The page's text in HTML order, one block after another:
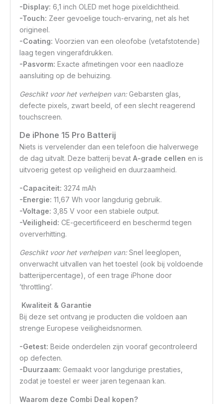
-Display: 6,1 inch OLED met hoge pixeldichtheid.
-Touch: Zeer gevoelige touch-ervaring, net als het
origineel.
-Coating: Voorzien van een oleofobe (vetafstotende)
laag tegen vingerafdrukken.
-Pasvorm: Exacte afmetingen voor een naadloze
aansluiting op de behuizing.
Geschikt voor het verhelpen van:Gebarsten glas,
defecte pixels, zwart beeld, of een slecht reagerend
touchscreen.
De iPhone 15 Pro Batterij
Niets is vervelender dan een telefoon die halverwege
de dag uitvalt. Deze batterij bevatA-grade cellen en is
uitvoerig getest op veiligheid en duurzaamheid.
-Capaciteit: 3274 mAh
-Energie: 11,67 Wh voor langdurig gebruik.
-Voltage: 3,85 V voor een stabiele output.
-Veiligheid: CE-gecertificeerd en beschermd tegen
oververhitting.
Geschikt voor het verhelpen van:Snel leeglopen,
onverwacht uitvallen van het toestel (ook bij voldoende
batterijpercentage), of een trage iPhone door
’throttling’.
Kwaliteit & Garantie
Bij deze set ontvang je producten die voldoen aan
strenge Europese veiligheidsnormen.
-Getest: Beide onderdelen zijn vooraf gecontroleerd
op defecten.
-Duurzaam: Gemaakt voor langdurige prestaties,
zodat je toestel er weer jaren tegenaan kan.
Waarom deze Combi Deal kopen?